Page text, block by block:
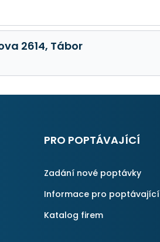
2614, Tábor
PRO POPTÁVAJÍCÍ
Zadání nové poptávky
Informace pro poptávající
Katalog firem